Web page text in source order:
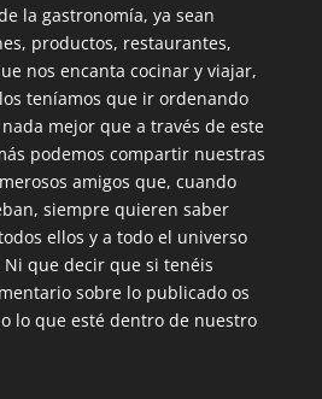
la gastronomía, ya sean
productos, restaurantes,
nos encanta cocinar y viajar,
teníamos que ir ordenando
mejor que a través de este
podemos compartir nuestras
amigos que, cuando
siempre quieren saber
ellos y a todo el universo
Ni que decir que si tenéis
sobre lo publicado os
lo que esté dentro de nuestro